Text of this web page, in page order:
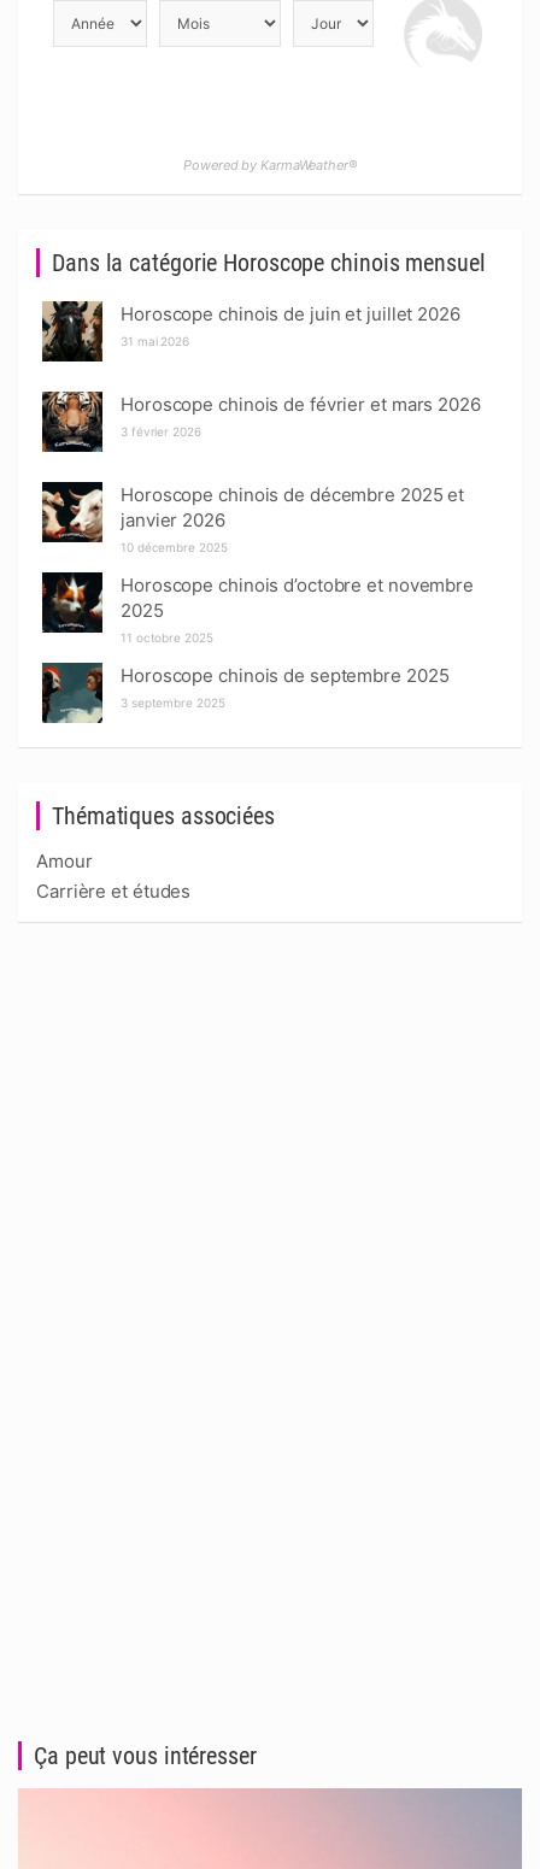
Thématiques associées
Amour
Carrière et études
Dans la catégorie Horoscope chinois mensuel
Horoscope chinois de juin et juillet 2026
31 mai 2026
Horoscope chinois de février et mars 2026
3 février 2026
Horoscope chinois de décembre 2025 et
janvier 2026
10 décembre 2025
Horoscope chinois d’octobre et novembre
2025
11 octobre 2025
Horoscope chinois de septembre 2025
3 septembre 2025
Powered by KarmaWeather®
Ça peut vous intéresser